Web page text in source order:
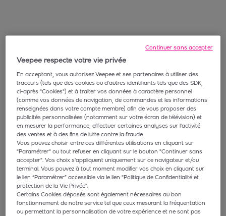
Veepee respecte votre vie privée
En acceptant, vous autorisez Veepee et ses partenaires à utiliser des
traceurs (tels que des cookies ou d'autres identifiants tels que des SDK,
ci-après "Cookies") et à traiter vos données à caractère personnel
(comme vos données de navigation, de commandes et les informations
renseignées dans votre compte membre) afin de vous proposer des
publicités personnalisées (notamment sur votre écran de télévision) et
en mesurer la performance, effectuer certaines analyses sur l'activité
des ventes et à des fins de lutte contre la fraude.
Vous pouvez choisir entre ces différentes utilisations en cliquant sur
"Paramétrer" ou tout refuser en cliquant sur le bouton "Continuer sans
accepter". Vos choix s'appliquent uniquement sur ce navigateur et/ou
terminal. Vous pouvez à tout moment modifier vos choix en cliquant sur
le lien “Paramétrer” accessible via le lien "Politique de Confidentialité et
protection de la Vie Privée".
Certains Cookies déposés sont également nécessaires au bon
fonctionnement de notre service tel que ceux mesurant la fréquentation
ou permettant la personnalisation de votre expérience et ne sont pas
Continuer sans accepter